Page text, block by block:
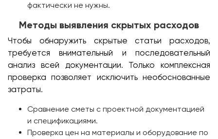
фактически не нужны.
Методы выявления скрытых расходов
Чтобы обнаружить скрытые статьи расходов,
требуется внимательный и последовательный
анализ всей документации. Только комплексная
проверка позволяет исключить необоснованные
затраты.
Сравнение сметы с проектной документацией
и спецификациями.
Проверка цен на материалы и оборудование по